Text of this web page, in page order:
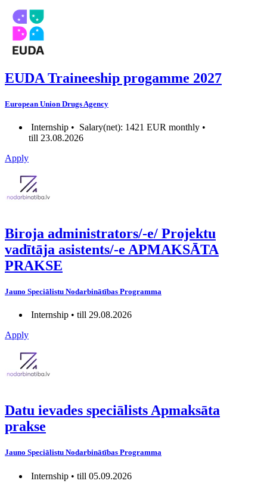
EUDA Traineeship progamme 2027
European Union Drugs Agency
Internship • Salary(net): 1421 EUR monthly •
till 23.08.2026
Apply
Biroja administrators/-e/ Projektu
vadītāja asistents/-e APMAKSĀTA
PRAKSE
Jauno Speciālistu Nodarbinātības Programma
Internship • till 29.08.2026
Apply
Datu ievades speciālists Apmaksāta
prakse
Jauno Speciālistu Nodarbinātības Programma
Internship • till 05.09.2026